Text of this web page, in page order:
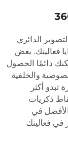
الدائري
فعاليتك. بغض
دائمًا الحصول
والخلفية
أكثر
ذكريات
في
فعاليتك